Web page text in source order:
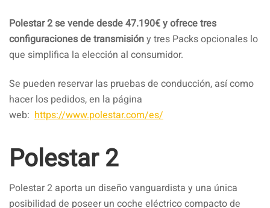
Polestar 2 se vende desde 47.190€ y ofrece tres
configuraciones de transmisióny tres Packs opcionales lo
que simplifica la elección al consumidor.
Se pueden reservar las pruebas de conducción, así como
hacer los pedidos, en la página
web: https://www.polestar.com/es/
Polestar 2
Polestar 2 aporta un diseño vanguardista y una única
posibilidad de poseer un coche eléctrico compacto de